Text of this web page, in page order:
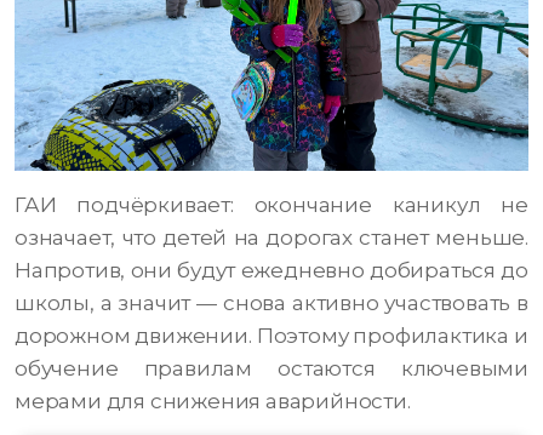
ГАИ подчёркивает: окончание каникул не
означает, что детей на дорогах станет меньше.
Напротив, они будут ежедневно добираться до
школы, а значит — снова активно участвовать в
дорожном движении. Поэтому профилактика и
обучение правилам остаются ключевыми
мерами для снижения аварийности.